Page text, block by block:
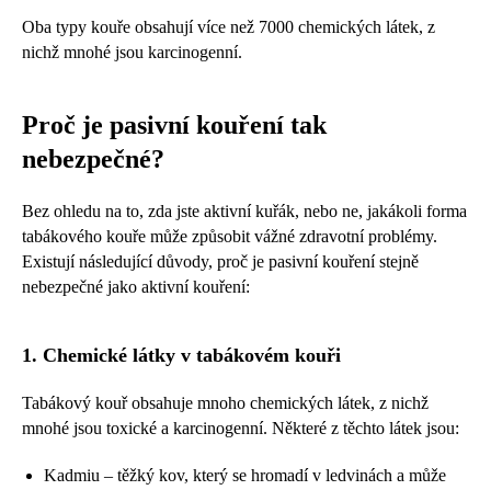
Oba typy kouře obsahují více než 7000 chemických látek, z
nichž mnohé jsou karcinogenní.
Proč je pasivní kouření tak
nebezpečné?
Bez ohledu na to, zda jste aktivní kuřák, nebo ne, jakákoli forma
tabákového kouře může způsobit vážné zdravotní problémy.
Existují následující důvody, proč je pasivní kouření stejně
nebezpečné jako aktivní kouření:
1. Chemické látky v tabákovém kouři
Tabákový kouř obsahuje mnoho chemických látek, z nichž
mnohé jsou toxické a karcinogenní. Některé z těchto látek jsou:
Kadmiu – těžký kov, který se hromadí v ledvinách a může